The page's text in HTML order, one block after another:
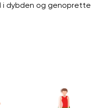
i dybden og genoprette